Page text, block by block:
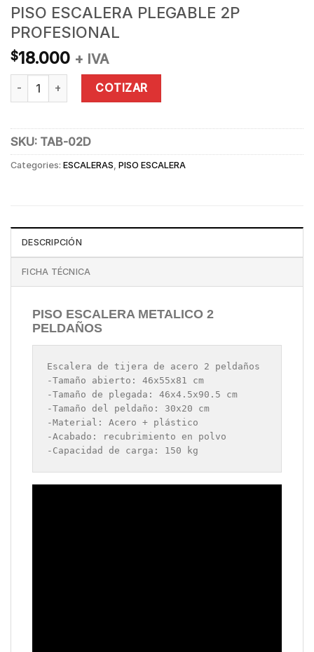
PISO ESCALERA PLEGABLE 2P
PROFESIONAL
$18.000 + IVA
PISO ESCALERA PLEGABLE 2P PROFESIONAL quantity
COTIZAR
SKU: TAB-02D
Categories: ESCALERAS PISO ESCALERA
DESCRIPCIÓN
FICHA TÉCNICA
PISO ESCALERA METALICO 2
PELDAÑOS
Escalera de tijera de acero 2 peldaños
-Tamaño abierto: 46x55x81 cm
-Tamaño de plegada: 46x4.5x90.5 cm
-Tamaño del peldaño: 30x20 cm
-Material: Acero + plástico
-Acabado: recubrimiento en polvo